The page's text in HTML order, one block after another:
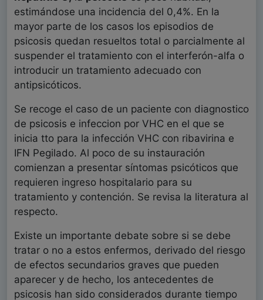
estimándose una incidencia del 0,4%. En la
mayor parte de los casos los episodios de
psicosis quedan resueltos total o parcialmente al
suspender el tratamiento con el interferón-alfa o
introducir un tratamiento adecuado con
antipsicóticos.
Se recoge el caso de un paciente con diagnostico
de psicosis e infeccion por VHC en el que se
inicia tto para la infección VHC con ribavirina e
IFN Pegilado. Al poco de su instauración
comienzan a presentar síntomas psicóticos que
requieren ingreso hospitalario para su
tratamiento y contención. Se revisa la literatura al
respecto.
Existe un importante debate sobre si se debe
tratar o no a estos enfermos, derivado del riesgo
de efectos secundarios graves que pueden
aparecer y de hecho, los antecedentes de
psicosis han sido considerados durante tiempo